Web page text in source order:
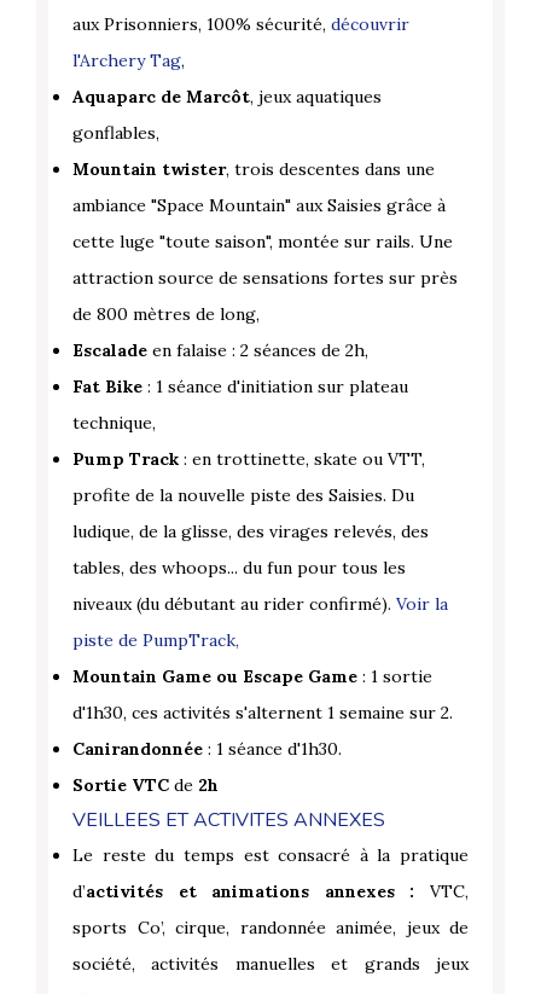
aux Prisonniers, 100% sécurité, découvrir
l'Archery Tag,
Aquaparc de Marcôt, jeux aquatiques
gonflables,
Mountain twister, trois descentes dans une
ambiance "Space Mountain" aux Saisies grâce à
cette luge "toute saison", montée sur rails. Une
attraction source de sensations fortes sur près
de 800 mètres de long,
Escalade en falaise : 2 séances de 2h,
Fat Bike : 1 séance d'initiation sur plateau
technique,
Pump Track : en trottinette, skate ou VTT,
profite de la nouvelle piste des Saisies. Du
ludique, de la glisse, des virages relevés, des
tables, des whoops... du fun pour tous les
niveaux (du débutant au rider confirmé). Voir la
piste de PumpTrack,
Mountain Game ou Escape Game : 1 sortie
d'1h30, ces activités s'alternent 1 semaine sur 2.
Canirandonnée : 1 séance d'1h30.
Sortie VTC de 2h
VEILLEES ET ACTIVITES ANNEXES
Le reste du temps est consacré à la pratique
d’activités et animations annexes : VTC,
sports Co’, cirque, randonnée animée, jeux de
société, activités manuelles et grands jeux